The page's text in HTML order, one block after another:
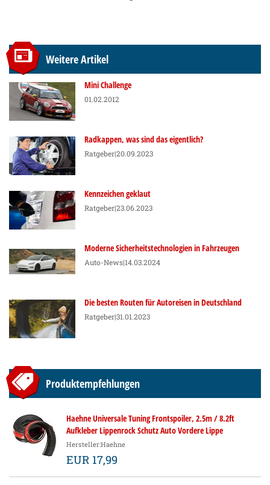
Weitere Artikel
Mini Challenge
01.02.2012
Radkappen, was sind das eigentlich?
Ratgeber|20.09.2023
Kennzeichen geklaut
Ratgeber|23.06.2023
Moderne Sicherheitstechnologien in Fahrzeugen
Auto-News|14.03.2024
Die besten Routen für Autoreisen in Deutschland
Ratgeber|31.01.2023
Produktempfehlungen
Haehne Universale Tuning Frontspoiler, 2.5m / 8.2ft
Aufkleber Lippenrock Schutz Auto Vordere Lippe
Stoßdämpfer Auto Gummistreifen, 60mm Breite
Hersteller:Haehne
EUR 17,99